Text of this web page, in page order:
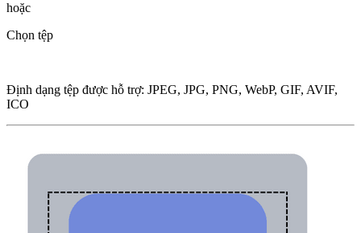
hoặc
Chọn tệp
Định dạng tệp được hỗ trợ: JPEG, JPG, PNG, WebP, GIF, AVIF,
ICO